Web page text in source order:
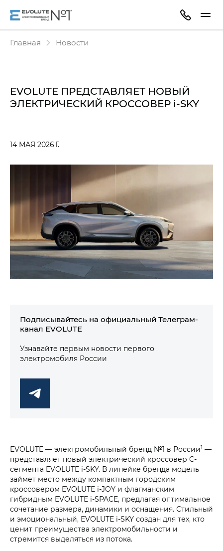
Главная Новости
EVOLUTE ПРЕДСТАВЛЯЕТ НОВЫЙ
ЭЛЕКТРИЧЕСКИЙ КРОССОВЕР i‑SKY
14 МАЯ 2026 Г.
Подписывайтесь на официальный Телеграм-
канал EVOLUTE
Узнавайте первым новости первого
электромобиля России
EVOLUTE — электромобильный бренд №1 в России1 —
представляет новый электрический кроссовер C-
сегмента EVOLUTE i‑SKY. В линейке бренда модель
займет место между компактным городским
кроссовером EVOLUTE i‑JOY и флагманским
гибридным EVOLUTE i‑SPACE, предлагая оптимальное
сочетание размера, динамики и оснащения. Стильный
и эмоциональный, EVOLUTE i‑SKY создан для тех, кто
ценит преимущества электромобильности и
стремится выделяться из потока.